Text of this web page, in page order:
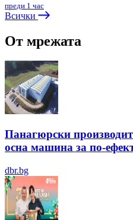
преди 1 час
Всички
От мрежата
Панагюрски
осна машина за по-
dbr.bg